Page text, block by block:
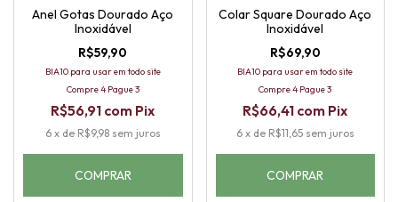
Anel Gotas Dourado Aço
Inoxidável
R$59,90
BIA10 para usar em todo site
Compre 4 Pague 3
R$56,91 com Pix
6 x de R$9,98 sem juros
COMPRAR
Colar Square Dourado Aço
Inoxidável
R$69,90
BIA10 para usar em todo site
Compre 4 Pague 3
R$66,41 com Pix
6 x de R$11,65 sem juros